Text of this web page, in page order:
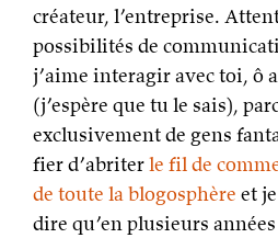
créateur, l’entreprise.
possibilités de
j’aime interagir avec toi, ô
(j’espère que tu le sais),
exclusivement de gens
fier d’abriterle fil de
de toute la blogosphère et
dire qu’en plusieurs